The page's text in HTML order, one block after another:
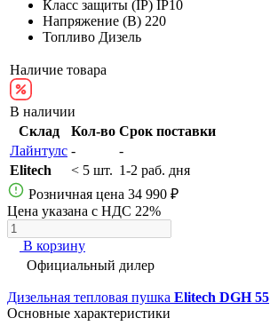
Класс защиты (IP) IP10
Напряжение (В) 220
Топливо Дизель
Наличие товара
В наличии
Склад
Кол-во Срок поставки
Лайнтулс -
-
Elitech
< 5 шт. 1-2 раб. дня
Розничная цена 34 990 ₽
Цена указана с НДС 22%
В корзину
Официальный дилер
Дизельная тепловая пушка Elitech DGH 55
Основные характеристики